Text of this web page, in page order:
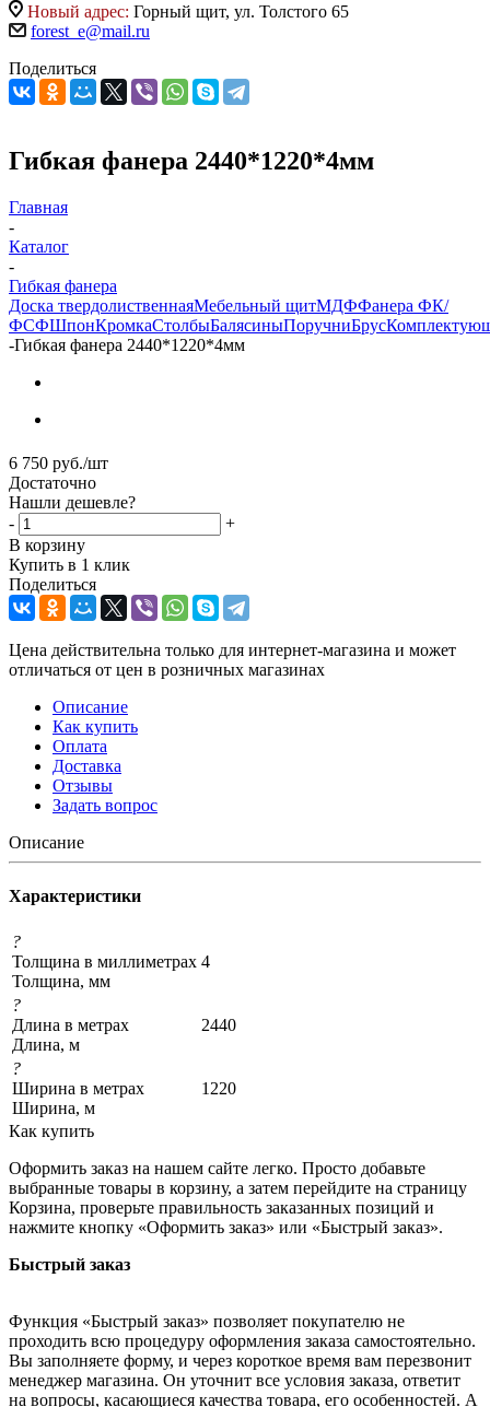
Новый адрес: Горный щит, ул. Толстого 65
forest_e@mail.ru
Поделиться
Гибкая фанера 2440*1220*4мм
Главная
-
Каталог
-
Гибкая фанера
Доска твердолиственнаяМебельный щитМДФФанера ФК/
ФСФШпонКромкаСтолбыБалясиныПоручниБрус
-Гибкая фанера 2440*1220*4мм
6 750 руб./шт
Достаточно
Нашли дешевле?
-
+
В корзину
Купить в 1 клик
Поделиться
Цена действительна только для интернет-магазина и может
отличаться от цен в розничных магазинах
Описание
Как купить
Оплата
Доставка
Отзывы
Задать вопрос
Описание
Характеристики
?
Толщина в миллиметрах
Толщина, мм
4
?
Длина в метрах
Длина, м
2440
?
Ширина в метрах
Ширина, м
1220
Как купить
Оформить заказ на нашем сайте легко. Просто добавьте
выбранные товары в корзину, а затем перейдите на страницу
Корзина, проверьте правильность заказанных позиций и
нажмите кнопку «Оформить заказ» или «Быстрый заказ».
Быстрый заказ
Функция «Быстрый заказ» позволяет покупателю не
проходить всю процедуру оформления заказа самостоятельно.
Вы заполняете форму, и через короткое время вам перезвонит
менеджер магазина. Он уточнит все условия заказа, ответит
на вопросы, касающиеся качества товара, его особенностей. А